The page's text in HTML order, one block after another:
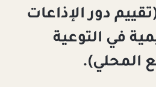
دور الإذاعات
في التوعية
المحلي).